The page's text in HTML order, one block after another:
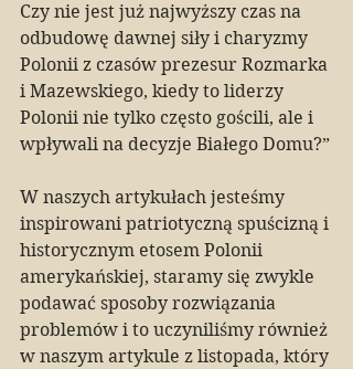
Czy nie jest już najwyższy czas na
odbudowę dawnej siły i charyzmy
Polonii z czasów prezesur Rozmarka
i Mazewskiego, kiedy to liderzy
Polonii nie tylko często gościli, ale i
wpływali na decyzje Białego Domu?”
W naszych artykułach jesteśmy
inspirowani patriotyczną spuścizną i
historycznym etosem Polonii
amerykańskiej, staramy się zwykle
podawać sposoby rozwiązania
problemów i to uczyniliśmy również
w naszym artykule z listopada, który